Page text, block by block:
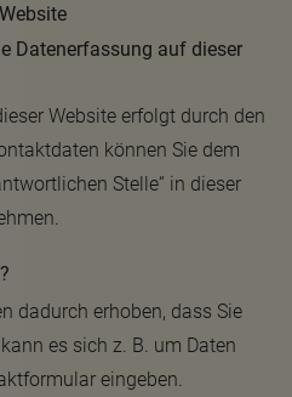
Datenerfassung auf dieser
Website erfolgt durch den
können Sie dem
Stelle“ in dieser
dadurch erhoben, dass Sie
es sich z. B. um Daten
eingeben.